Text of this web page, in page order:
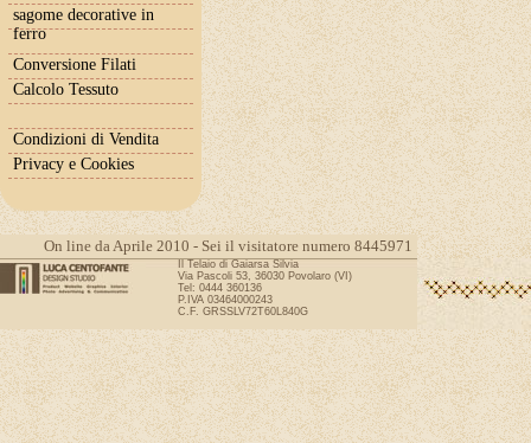
sagome decorative in
ferro
Conversione Filati
Calcolo Tessuto
Condizioni di Vendita
Privacy e Cookies
On line da Aprile 2010 - Sei il visitatore numero 8445971
Il Telaio di Gaiarsa Silvia
Via Pascoli 53, 36030 Povolaro (VI)
Tel: 0444 360136
P.IVA 03464000243
C.F. GRSSLV72T60L840G